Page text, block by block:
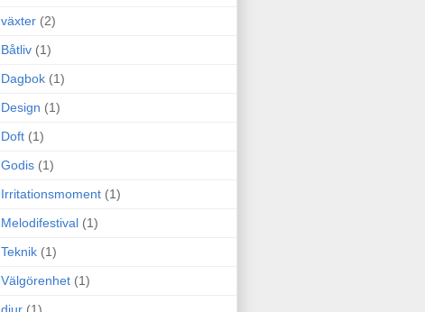
växter (2)
Båtliv (1)
Dagbok (1)
Design (1)
Doft (1)
Godis (1)
Irritationsmoment (1)
Melodifestival (1)
Teknik (1)
Välgörenhet (1)